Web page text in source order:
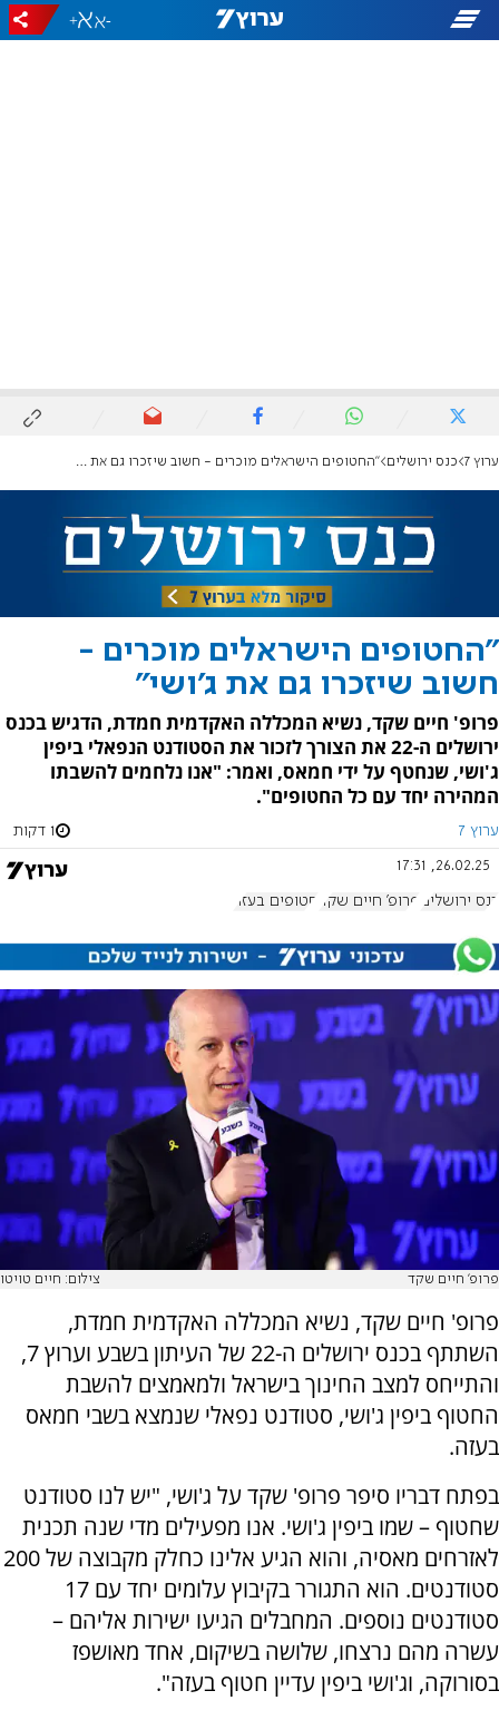
-
+
ערוץ 7 כנס ירושלים "החטופים הישראלים מוכרים - חשוב שיזכרו גם את ג'ושי"
"החטופים הישראלים מוכרים -
חשוב שיזכרו גם את ג'ושי"
פרופ' חיים שקד, נשיא המכללה האקדמית חמדת, הדגיש בכנס
ירושלים ה-22 את הצורך לזכור את הסטודנט הנפאלי ביפין
ג'ושי, שנחטף על ידי חמאס, ואמר: "אנו נלחמים להשבתו
המהירה יחד עם כל החטופים".
ערוץ 7 1 דקות
26.02.25, 17:31
כנס ירושלים פרופ' חיים שקד חטופים בעזה
פרופ’ חיים שקד צילום: חיים טויטו
פרופ' חיים שקד, נשיא המכללה האקדמית חמדת,
השתתף בכנס ירושלים ה-22 של העיתון בשבע וערוץ 7,
והתייחס למצב החינוך בישראל ולמאמצים להשבת
החטוף ביפין ג'ושי, סטודנט נפאלי שנמצא בשבי חמאס
בעזה.
בפתח דבריו סיפר פרופ' שקד על ג'ושי, "יש לנו סטודנט
שחטוף – שמו ביפין ג'ושי. אנו מפעילים מדי שנה תכנית
לאזרחים מאסיה, והוא הגיע אלינו כחלק מקבוצה של 200
סטודנטים. הוא התגורר בקיבוץ עלומים יחד עם 17
סטודנטים נוספים. המחבלים הגיעו ישירות אליהם –
עשרה מהם נרצחו, שלושה בשיקום, אחד מאושפז
בסורוקה, וג'ושי ביפין עדיין חטוף בעזה".